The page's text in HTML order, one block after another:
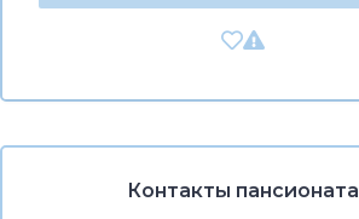
Контакты пансионата